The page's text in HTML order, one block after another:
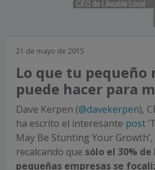
21 de mayo de 2015
Lo que tu pequeño
puede hacer para
Dave Kerpen (@davekerpen),
ha escrito el interesante post
May Be Stunting Your
recalcando que sólo el 30%
pequeñas empresas se